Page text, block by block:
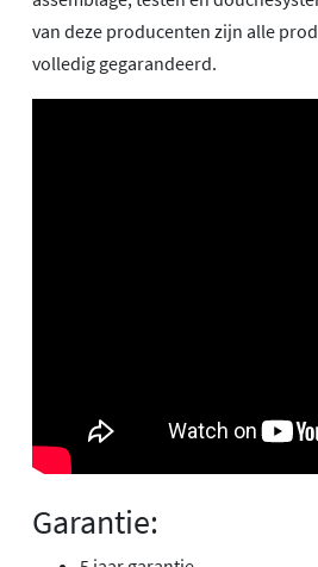
van deze producenten zijn alle
volledig gegarandeerd.
Garantie: